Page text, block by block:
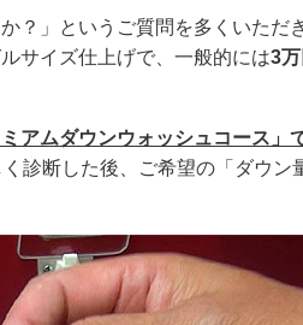
？」というご質問を多くいただ
サイズ仕上げで、一般的には3
ミアムダウンウォッシュコース
診断した後、ご希望の「ダウン